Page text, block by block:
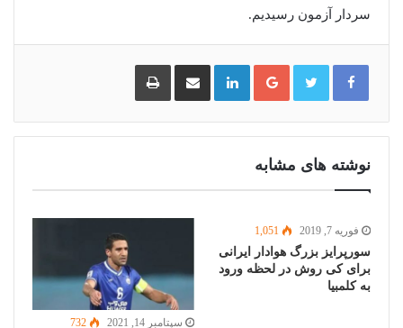
سردار آزمون رسیدیم.
گوگل
پلاس
لینکدین اشتراک
گذاری
ایمیل
چاپ
نوشته های مشابه
فوریه 7, 2019 1,051
سورپرایز بزرگ هوادار ایرانی
برای کی روش در لحظه ورود
به کلمبیا
سپتامبر 14, 2021 732